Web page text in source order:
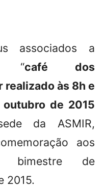
associados a
“café dos
realizado às 8h e
de 2015
da ASMIR,
aos
bimestre de
2015.